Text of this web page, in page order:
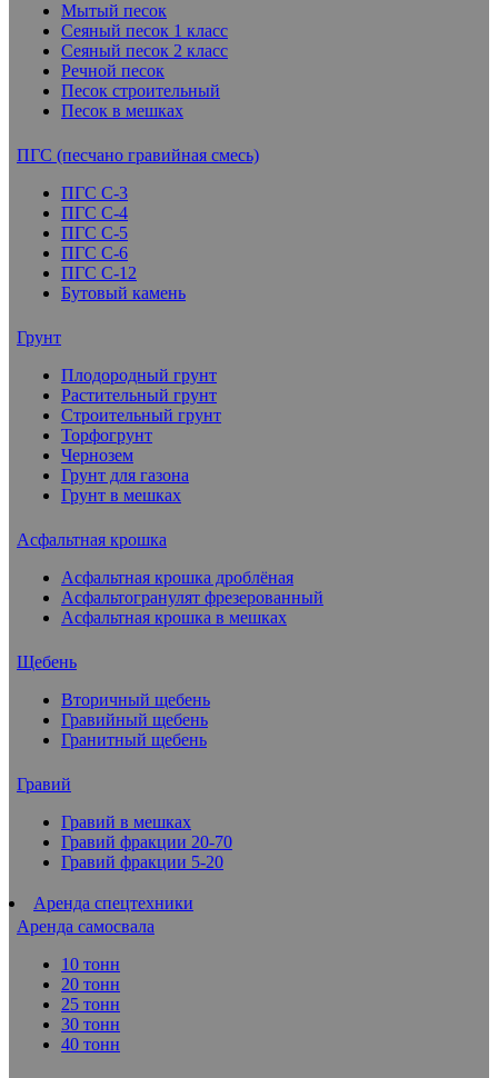
Мытый песок
Сеяный песок 1 класс
Сеяный песок 2 класс
Речной песок
Песок строительный
Песок в мешках
ПГС (песчано гравийная смесь)
ПГС С-3
ПГС С-4
ПГС С-5
ПГС С-6
ПГС С-12
Бутовый камень
Грунт
Плодородный грунт
Растительный грунт
Строительный грунт
Торфогрунт
Чернозем
Грунт для газона
Грунт в мешках
Асфальтная крошка
Асфальтная крошка дроблёная
Асфальтогранулят фрезерованный
Асфальтная крошка в мешках
Щебень
Вторичный щебень
Гравийный щебень
Гранитный щебень
Гравий
Гравий в мешках
Гравий фракции 20-70
Гравий фракции 5-20
Аренда спецтехники
Аренда самосвала
10 тонн
20 тонн
25 тонн
30 тонн
40 тонн